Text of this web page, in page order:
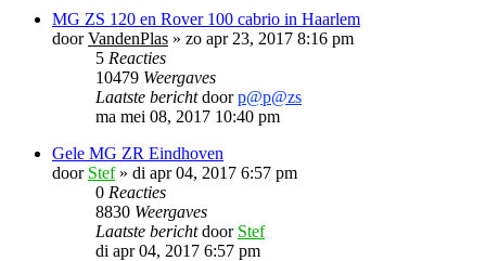
MG ZS 120 en Rover 100 cabrio in Haarlem
doorVandenPlas » zo apr 23, 2017 8:16 pm
5 Reacties
10479 Weergaves
Laatste berichtdoorp@p@zs
ma mei 08, 2017 10:40 pm
Gele MG ZR Eindhoven
door Stef» di apr 04, 2017 6:57 pm
0 Reacties
8830 Weergaves
Laatste berichtdoor Stef
di apr 04, 2017 6:57 pm